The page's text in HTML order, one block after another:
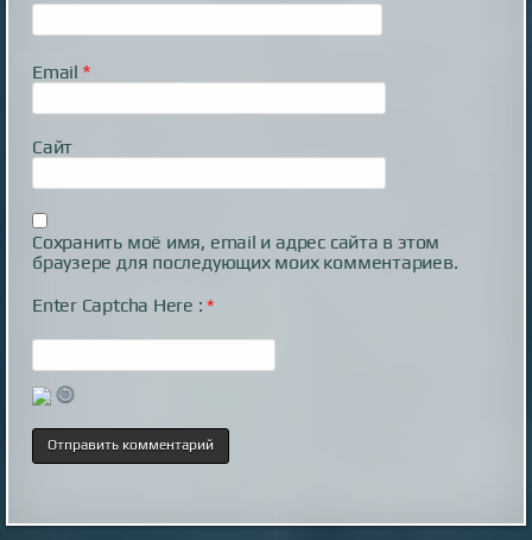
Email *
Сайт
Сохранить моё имя, email и адрес сайта в этом
браузере для последующих моих комментариев.
Enter Captcha Here :*